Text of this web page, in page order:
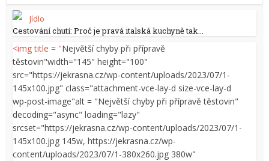
Jídlo
Cestování chutí: Proč je pravá italská kuchyně tak...
<img title = "Největší chyby při přípravě
těstovin"width="145" height="100"
src="https://jekrasna.cz/wp-content/uploads/2023/07/1-
145x100.jpg" class="attachment-vce-lay-d size-vce-lay-d
wp-post-image"alt = "Největší chyby při přípravě těstovin"
decoding="async" loading="lazy"
srcset="https://jekrasna.cz/wp-content/uploads/2023/07/1-
145x100.jpg 145w, https://jekrasna.cz/wp-
content/uploads/2023/07/1-380x260.jpg 380w"